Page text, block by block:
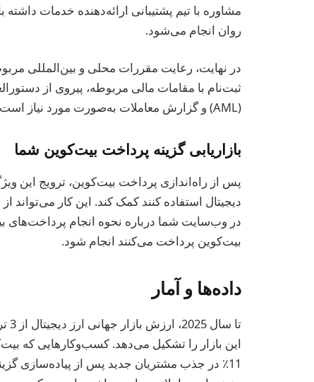
مشاوره با تیم پشتیبانی ارائه‌دهنده خدمات
روان انجام می‌شود.
در نهایت، رعایت مقررات محلی و بین‌المللی
(AML) و گزارش معاملات به‌صورت مورد نیاز است.
بازاریابی گزینه پرداخت بیت‌کوین شما
پس از راه‌اندازی پرداخت بیت‌کوین، ترویج این
دیجیتال استفاده کنند کمک کند. این کار می‌تواند
بیت‌کوین پرداخت می‌کنند انجام شود.
داده‌ها و آمار
این بازار را تشکیل می‌دهد. کسب‌وکارهایی که
11٪ در جذب مشتریان جدید پس از پیاده‌سازی